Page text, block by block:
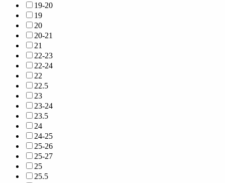
19-20
19
20
20-21
21
22-23
22-24
22
22.5
23
23-24
23.5
24
24-25
25-26
25-27
25
25.5